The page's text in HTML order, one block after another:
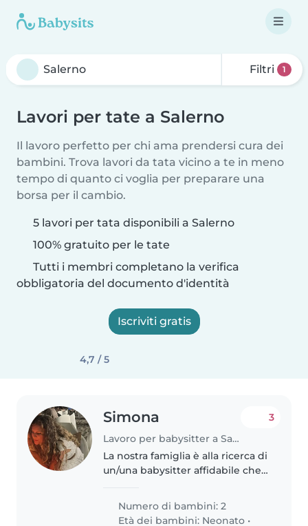
Filtri 1
Lavori per tate a Salerno
Il lavoro perfetto per chi ama prendersi cura dei
bambini. Trova lavori da tata vicino a te in meno
tempo di quanto ci voglia per preparare una
borsa per il cambio.
5 lavori per tata disponibili a Salerno
100% gratuito per le tate
Tutti i membri completano la verifica
obbligatoria del documento d'identità
Iscriviti gratis
4,7 / 5
Simona
Lavoro per babysitter a Salerno
3
La nostra famiglia è alla ricerca di
un/una babysitter affidabile che
ragazzi, un bambino di 6 mesi e
una bambina di 2 anni. Abbiamo
Numero di bambini: 2
Età dei bambini: Neonato •